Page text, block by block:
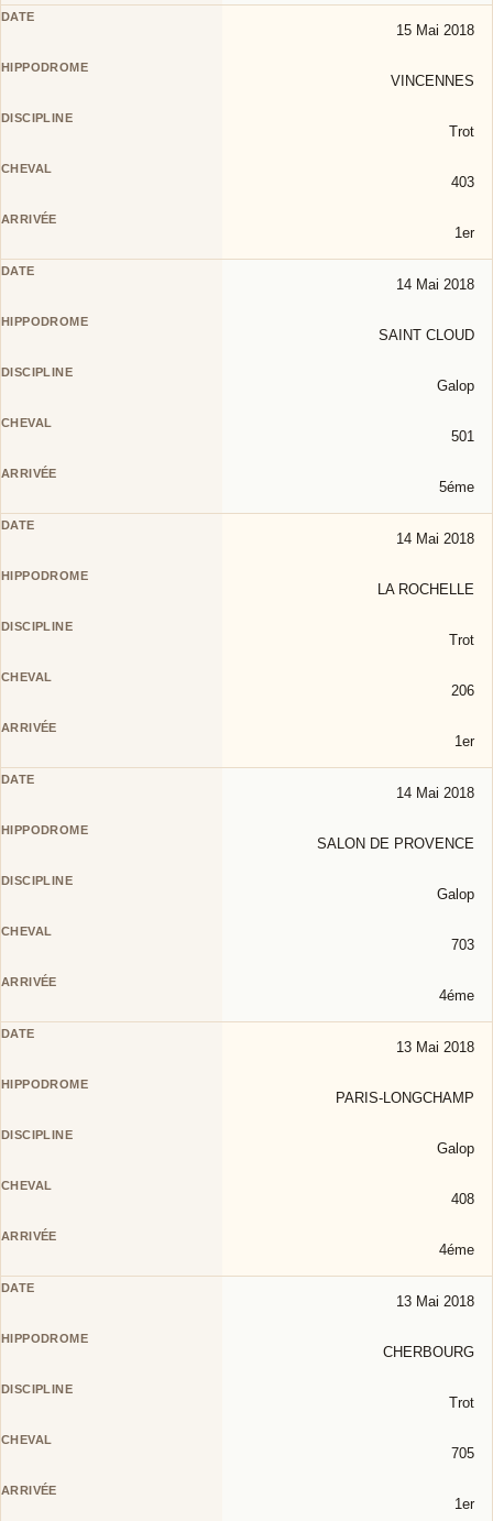
15 Mai 2018
VINCENNES
Trot
403
1er
14 Mai 2018
SAINT CLOUD
Galop
501
5éme
14 Mai 2018
LA ROCHELLE
Trot
206
1er
14 Mai 2018
SALON DE PROVENCE
Galop
703
4éme
13 Mai 2018
PARIS-LONGCHAMP
Galop
408
4éme
13 Mai 2018
CHERBOURG
Trot
705
1er